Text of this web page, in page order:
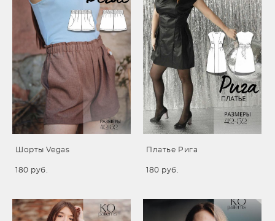
Шорты Vegas
180 pуб.
Платье Рига
180 pуб.